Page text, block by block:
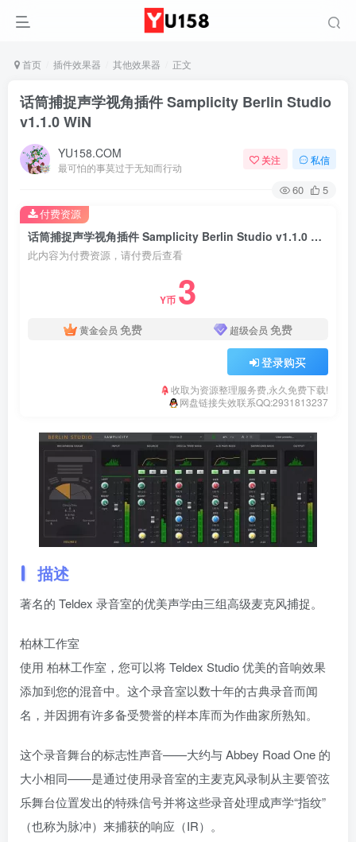
首页 插件效果器 其他效果器 正文
话筒捕捉声学视角插件 Samplicity Berlin Studio
v1.1.0 WiN
YU158.COM
最可怕的事莫过于无知而行动
关注 私信
60 5
话筒捕捉声学视角插件 Samplicity Berlin Studio v1.1.0 WiN
此内容为付费资源，请付费后查看
Y币 3
黄金会员 免费 超级会员 免费
登录购买
收取为资源整理服务费,永久免费下载!
网盘链接失效联系QQ:2931813237
付费资源
描述
著名的 Teldex 录音室的优美声学由三组高级麦克风捕捉。
柏林工作室
使用 柏林工作室，您可以将 Teldex Studio 优美的音响效果
添加到您的混音中。这个录音室以数十年的古典录音而闻
名，并因拥有许多备受赞誉的样本库而为作曲家所熟知。
这个录音舞台的标志性声音——大约与 Abbey Road One 的
大小相同——是通过使用录音室的主麦克风录制从主要管弦
乐舞台位置发出的特殊信号并将这些录音处理成声学“指纹”
（也称为脉冲）来捕获的响应（IR）。